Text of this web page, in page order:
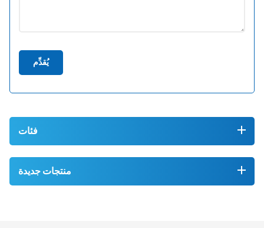
يُقدِّم
فئات
منتجات جديدة